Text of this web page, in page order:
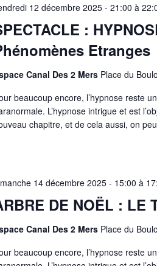
:
Etranges
12 décembre 2025 - 21:00 à
Canal Des 2 Mers Place du
beaucoup encore, l’hypnose reste
L’hypnose intrigue et est
chapitre, et de cela aussi, on
DE NOËL : LE
14 décembre 2025 - 15:00 à
Canal Des 2 Mers Place du
beaucoup encore, l’hypnose reste